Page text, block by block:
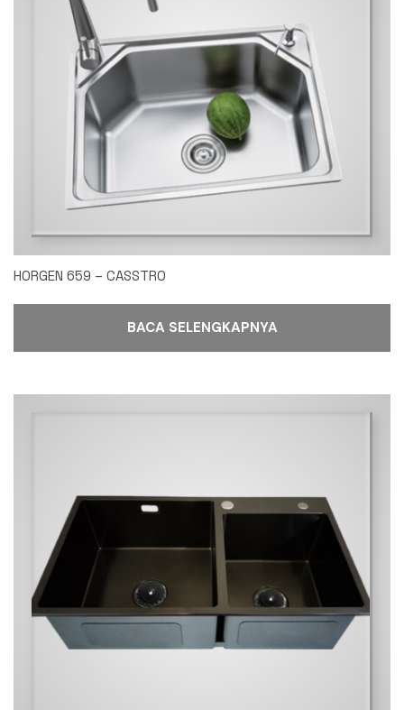
HORGEN 659 – CASSTRO
BACA SELENGKAPNYA